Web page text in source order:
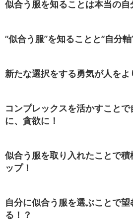
似合う服を知ることは本当の自
“似合う服”を知ることと“自分
新たな選択をする勇気が人を
コンプレックスを活かすこと
に、貪欲に！
似合う服を取り入れたことで
ップ！
自分に似合う服を選ぶことで望
る！？